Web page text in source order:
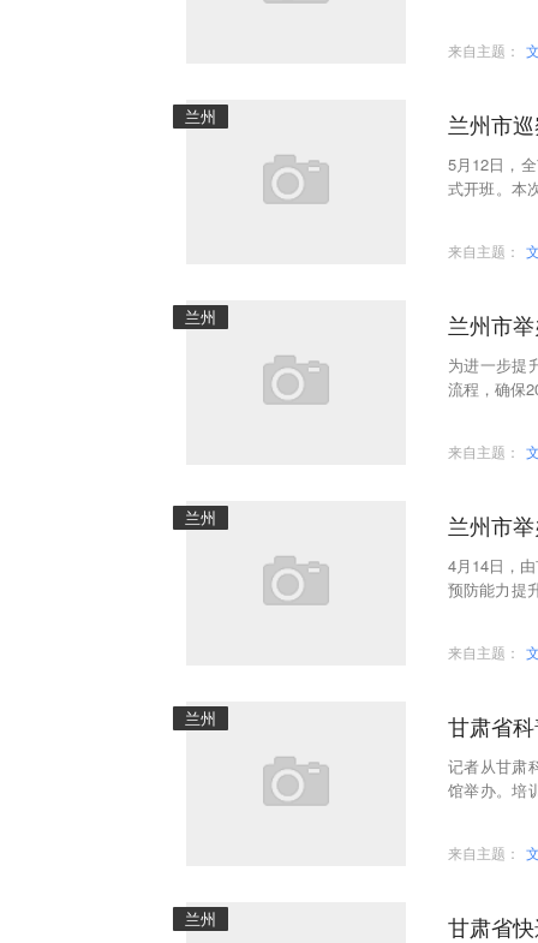
来自主题：
兰州 兰州市
5月12日，
式开班。本
来自主题：
兰州 兰州市
为进一步提
流程，确保
来自主题：
兰州 兰州市
4月14日，
预防能力提
来自主题：
兰州 甘肃省
记者从甘肃
馆举办。培
来自主题：
兰州 甘肃省